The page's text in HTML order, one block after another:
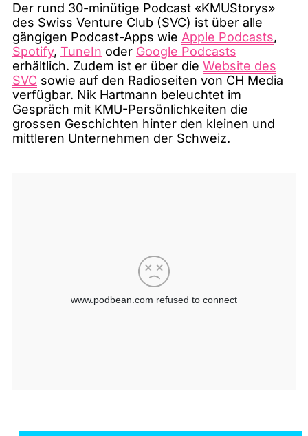
Der rund 30-minütige Podcast «KMUStorys»
des Swiss Venture Club (SVC) ist über alle
gängigen Podcast-Apps wie Apple Podcasts,
Spotify, TuneIn oder Google Podcasts
erhältlich. Zudem ist er über die Website des
SVC sowie auf den Radioseiten von CH Media
verfügbar. Nik Hartmann beleuchtet im
Gespräch mit KMU-Persönlichkeiten die
grossen Geschichten hinter den kleinen und
mittleren Unternehmen der Schweiz.